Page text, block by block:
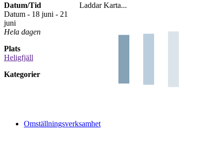
Laddar Karta...
Datum/Tid
Datum - 18 juni - 21
juni
Hela dagen
Plats
Heligfjäll
Kategorier
Omställningsverksamhet